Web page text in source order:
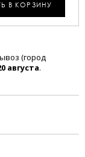
В КОРЗИНУ
(город
августа.